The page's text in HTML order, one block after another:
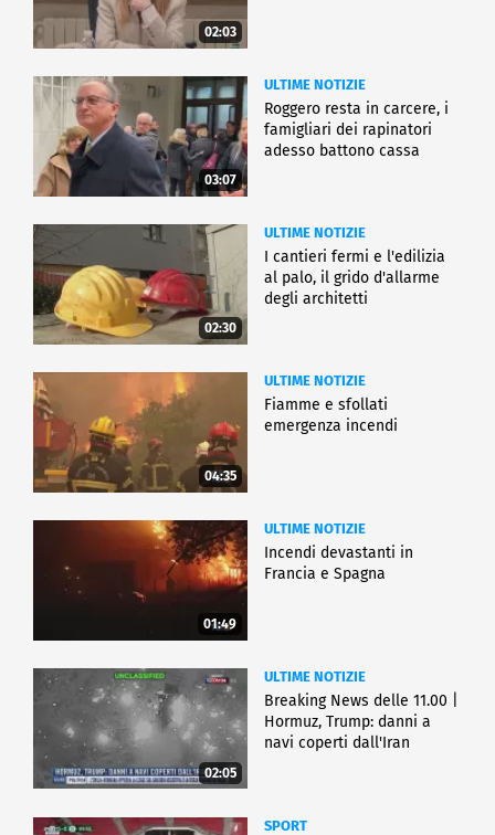
02:03
03:07
ULTIME NOTIZIE
Roggero resta in carcere, i
famigliari dei rapinatori
adesso battono cassa
02:30
ULTIME NOTIZIE
I cantieri fermi e l'edilizia
al palo, il grido d'allarme
degli architetti
04:35
ULTIME NOTIZIE
Fiamme e sfollati
emergenza incendi
01:49
ULTIME NOTIZIE
Incendi devastanti in
Francia e Spagna
02:05
ULTIME NOTIZIE
Breaking News delle 11.00 |
Hormuz, Trump: danni a
navi coperti dall'Iran
SPORT